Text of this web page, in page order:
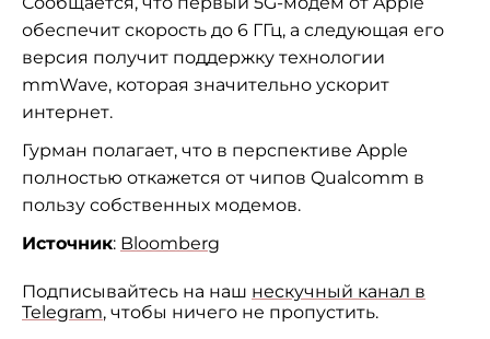
обеспечит скорость до 6 ГГц, а следующая его
версия получит поддержку технологии
mmWave, которая значительно ускорит
интернет.
Гурман полагает, что в перспективе Apple
полностью откажется от чипов Qualcomm в
пользу собственных модемов.
Источник: Bloomberg
Подписывайтесь на наш нескучный канал в
Telegram, чтобы ничего не пропустить.